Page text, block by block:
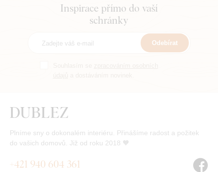
Inspirace přímo do vaší
schránky
Odebírat
Plníme sny o dokonalém interiéru. Přinášíme radost a požitek
do vašich domovů. Již od roku 2018 🧡
+421 940 604 361